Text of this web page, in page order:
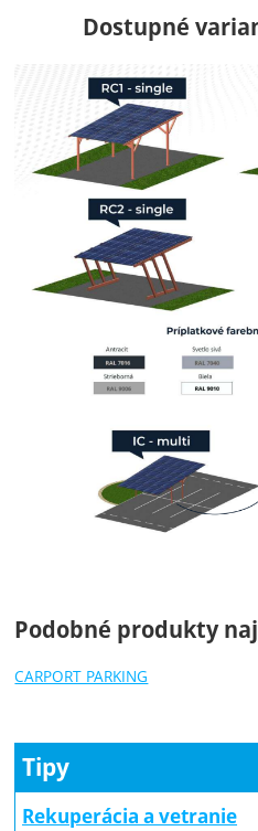
Dostupné
Podobné produkty
CARPORT PARKING
Tipy
Rekuperácia a vetranie